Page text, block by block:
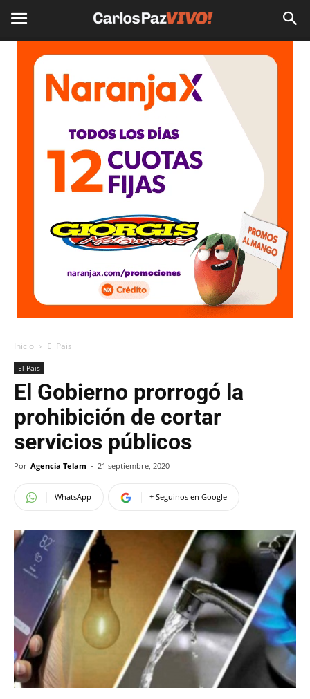
Inicio El Pais
El Pais
El Gobierno prorrogó la
prohibición de cortar
servicios públicos
Por Agencia Telam - 21 septiembre, 2020
WhatsApp + Seguinos en Google